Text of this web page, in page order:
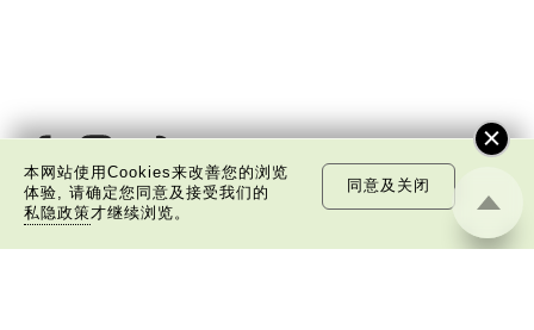
本网站使用Cookies来改善您的浏览
体验, 请确定您同意及接受我们的
私隐政策才继续浏览。
同意及关闭